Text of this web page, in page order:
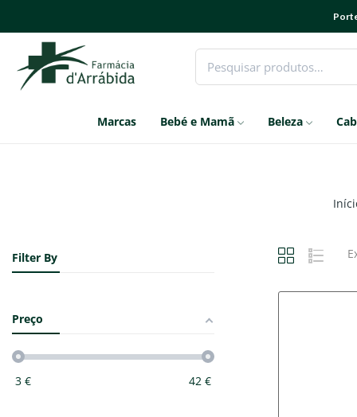
Marcas Bebé e Mamã Beleza
Filter By
Preço
3 € 42€